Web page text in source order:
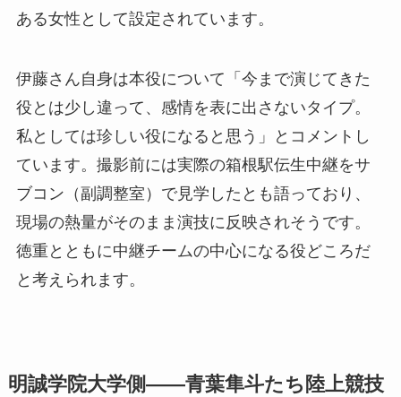
ある女性として設定されています。
伊藤さん自身は本役について「今まで演じてきた
役とは少し違って、感情を表に出さないタイプ。
私としては珍しい役になると思う」とコメントし
ています。撮影前には実際の箱根駅伝生中継をサ
ブコン（副調整室）で見学したとも語っており、
現場の熱量がそのまま演技に反映されそうです。
徳重とともに中継チームの中心になる役どころだ
と考えられます。
明誠学院大学側——青葉隼斗たち陸上競技